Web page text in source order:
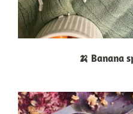
🍌 Banana